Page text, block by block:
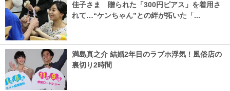
佳子さま 贈られた「300円ピアス」を着用さ
れて…“ケンちゃん”との絆が拓いた「...
満島真之介 結婚2年目のラブホ浮気！風俗店の
裏切り2時間